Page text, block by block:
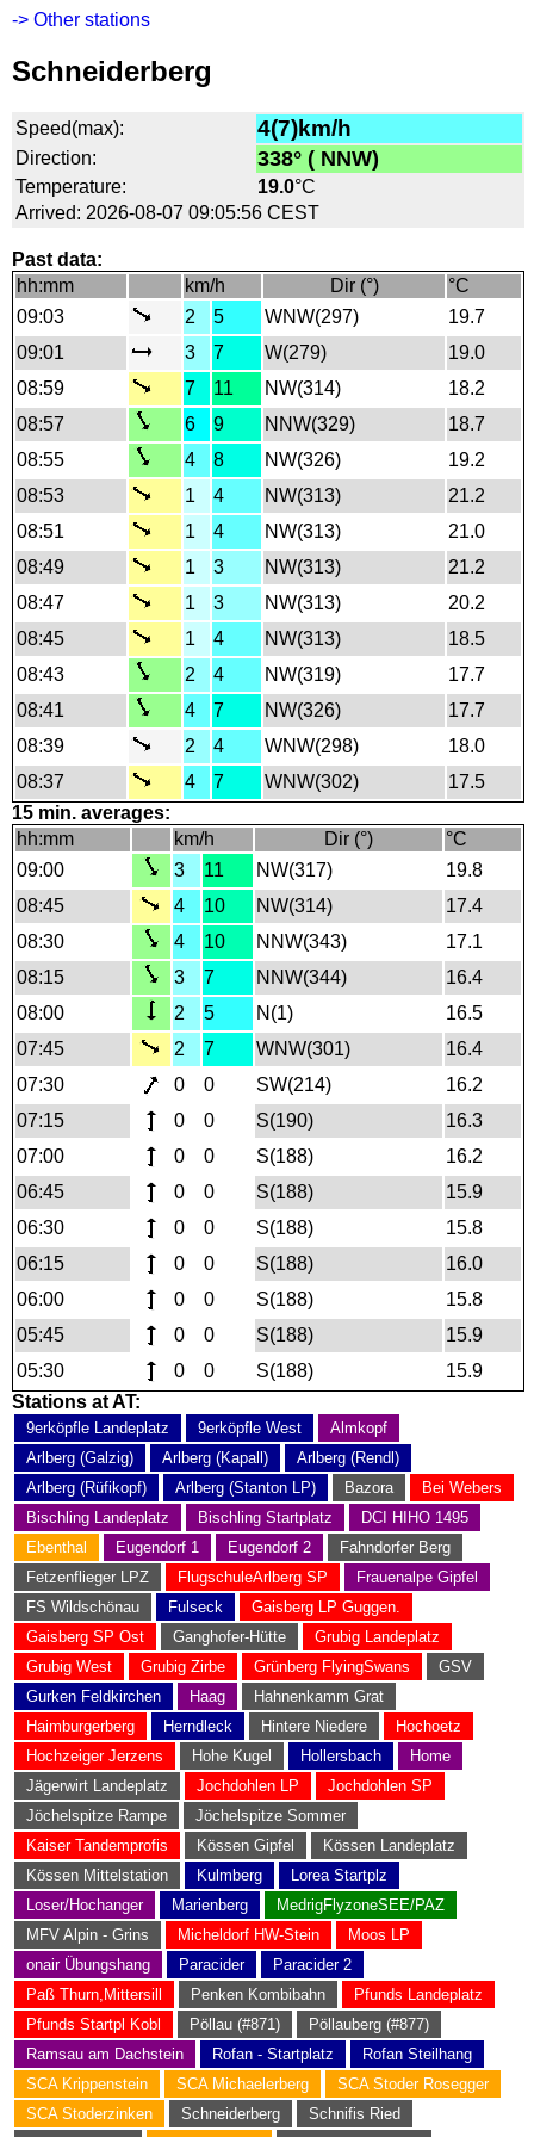
-> Other stations
Schneiderberg
Speed(max): 4(7)km/h
Direction: 338° ( NNW)
Temperature: 19.0°C
Arrived: 2026-08-07 09:05:56 CEST
Past data:
hh:mm
km/h Dir (°)
°C
09:03
2 5 WNW(297)
19.7
09:01
3 7 W(279)
19.0
08:59
7 11 NW(314)
18.2
08:57
6 9 NNW(329)
18.7
08:55
4 8 NW(326)
19.2
08:53
1 4 NW(313)
21.2
08:51
1 4 NW(313)
21.0
08:49
1 3 NW(313)
21.2
08:47
1 3 NW(313)
20.2
08:45
1 4 NW(313)
18.5
08:43
2 4 NW(319)
17.7
08:41
4 7 NW(326)
17.7
08:39
2 4 WNW(298)
18.0
08:37
4 7 WNW(302)
17.5
15 min. averages:
hh:mm
km/h Dir (°)
°C
09:00
3 11 NW(317)
19.8
08:45
4 10 NW(314)
17.4
08:30
4 10 NNW(343)
17.1
08:15
3 7 NNW(344)
16.4
08:00
2 5 N(1)
16.5
07:45
2 7 WNW(301)
16.4
07:30
0 0 SW(214)
16.2
07:15
0 0 S(190)
16.3
07:00
0 0 S(188)
16.2
06:45
0 0 S(188)
15.9
06:30
0 0 S(188)
15.8
06:15
0 0 S(188)
16.0
06:00
0 0 S(188)
15.8
05:45
0 0 S(188)
15.9
05:30
0 0 S(188)
15.9
Stations at AT:
9erköpfle Landeplatz 9erköpfle West
Almkopf
Arlberg (Galzig)
Arlberg (Kapall)
Arlberg (Rendl)
Arlberg (Rüfikopf)
Arlberg (Stanton LP) Bazora
Bei Webers
Bischling Landeplatz
Bischling Startplatz
DCI HIHO 1495
Ebenthal
Eugendorf 1 Eugendorf 2
Fahndorfer Berg
Fetzenflieger LPZ
FlugschuleArlberg SP
Frauenalpe Gipfel
FS Wildschönau
Fulseck
Gaisberg LP Guggen.
Gaisberg SP Ost
Ganghofer-Hütte
Grubig Landeplatz
Grubig West
Grubig Zirbe Grünberg FlyingSwans
GSV
Gurken Feldkirchen
Haag
Hahnenkamm Grat
Haimburgerberg
Herndleck Hintere Niedere
Hochoetz
Hochzeiger Jerzens
Hohe Kugel Hollersbach
Home
Jägerwirt Landeplatz
Jochdohlen LP
Jochdohlen SP
Jöchelspitze Rampe
Jöchelspitze Sommer
Kaiser Tandemprofis
Kössen Gipfel
Kössen Landeplatz
Kössen Mittelstation
Kulmberg
Lorea Startplz
Loser/Hochanger
Marienberg
MedrigFlyzoneSEE/PAZ
MFV Alpin - Grins
Micheldorf HW-Stein
Moos LP
onair Übungshang
Paracider
Paracider 2
Paß Thurn,Mittersill
Penken Kombibahn
Pfunds Landeplatz
Pfunds Startpl Kobl
Pöllau (#871)
Pöllauberg (#877)
Ramsau am Dachstein
Rofan - Startplatz
Rofan Steilhang
SCA Krippenstein
SCA Michaelerberg
SCA Stoder Rosegger
SCA Stoderzinken
Schneiderberg
Schnifis Ried